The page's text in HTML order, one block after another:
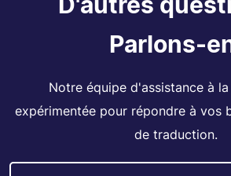
Parlons-
Notre équipe d'assistance à
expérimentée pour répondre à vos
de traduction.